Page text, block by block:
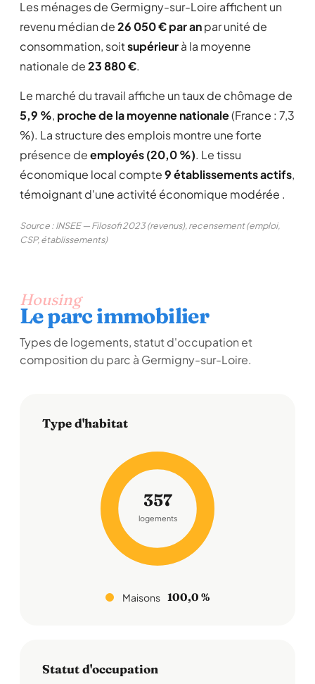
Les ménages de Germigny-sur-Loire affichent un
revenu médian de26 050 € par anpar unité de
consommation, soitsupérieurà la moyenne
nationale de23 880 €.
Le marché du travail affiche un taux de chômage de
5,9 %, proche de la moyenne nationale(France : 7,3
%). La structure des emplois montre une forte
présence deemployés (20,0 %). Le tissu
économique local compte9 établissements actifs,
témoignant d'une activité économique modérée .
Source : INSEE — Filosofi 2023 (revenus), recensement (emploi,
CSP, établissements)
Housing
Le parc immobilier
Types de logements, statut d'occupation et
composition du parc à Germigny-sur-Loire.
Type d'habitat
357
logements
Maisons 100,0 %
Statut d'occupation